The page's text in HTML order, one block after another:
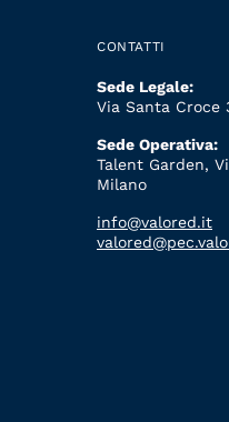
CONTATTI
Sede Legale:
Via Santa Croce
Sede Operativa:
Talent Garden,
Milano
info@valored.it